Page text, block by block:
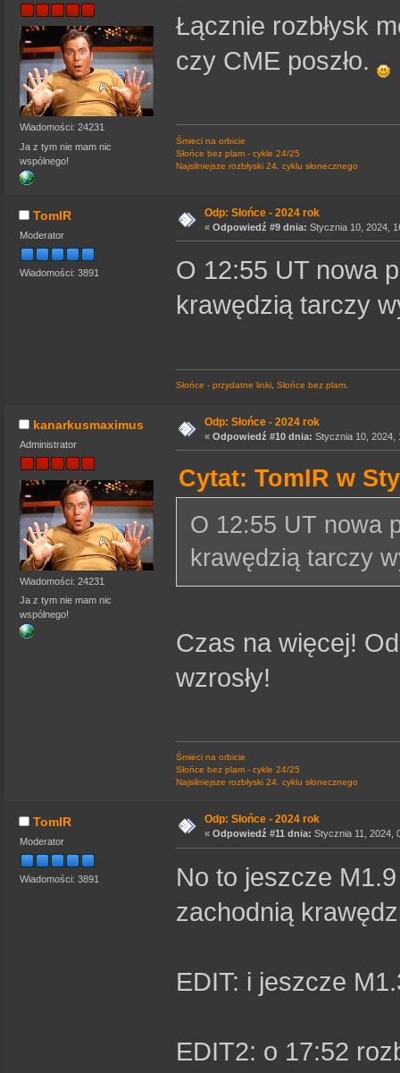
Wiadomości: 24231
Ja z tym nie mam nic
wspólnego!
Łącznie rozbłysk
czy CME poszło.
Śmieci na orbicie
Słońce bez plam - cykle 24/25
Najsilniejsze rozbłyski 24. cyklu słonecznego
TomIR
Moderator
Wiadomości: 3891
Odp: Słońce - 2024 rok
« Odpowiedź #9 dnia: Stycznia 10, 2024,
O 12:55 UT nowa
krawędzią tarczy
Słońce - przydatne linki Słońce bez plam
kanarkusmaximus
Administrator
Wiadomości: 24231
Ja z tym nie mam nic
wspólnego!
Odp: Słońce - 2024 rok
« Odpowiedź #10 dnia: Stycznia 10, 2024,
Cytat: TomIR w
O 12:55 UT nowa
krawędzią tarczy
Czas na więcej!
wzrosły!
Śmieci na orbicie
Słońce bez plam - cykle 24/25
Najsilniejsze rozbłyski 24. cyklu słonecznego
TomIR
Moderator
Wiadomości: 3891
Odp: Słońce - 2024 rok
« Odpowiedź #11 dnia: Stycznia 11, 2024,
No to jeszcze
zachodnią
EDIT: i jeszcze
EDIT2: o 17:52